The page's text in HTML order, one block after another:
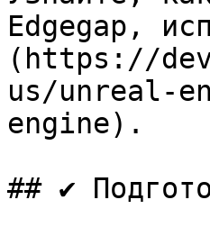
Edgegap,
(https://
us/unreal-
engine).
## ✔️